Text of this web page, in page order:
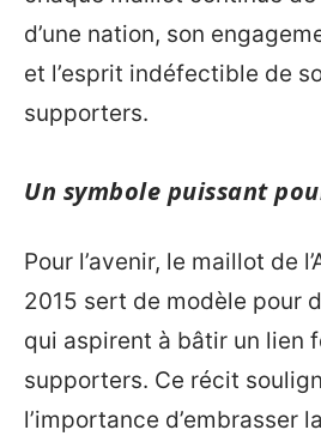
d’une nation, son
et l’esprit indéfectible de
supporters.
Un symbole puissant
Pour l’avenir, le maillot de
2015 sert de modèle pour
qui aspirent à bâtir un lien
supporters. Ce récit
l’importance d’embrasser